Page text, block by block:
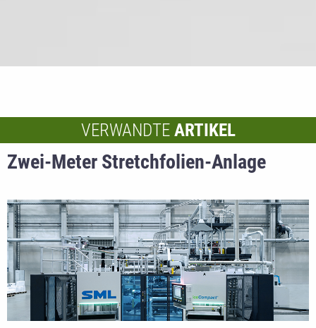
VERWANDTE ARTIKEL
Zwei-Meter Stretchfolien-Anlage